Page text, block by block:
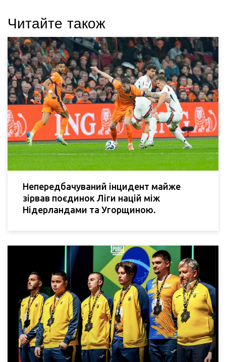
Читайте також
Непередбачуваний інцидент майже
зірвав поєдинок Ліги націй між
Нідерландами та Угорщиною.